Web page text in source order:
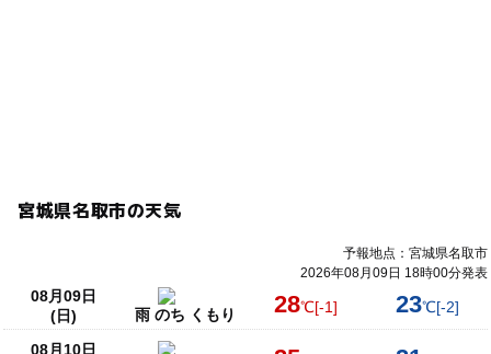
宮城県名取市の天気
予報地点：宮城県名取市
2026年08月09日 18時00分発表
08月09日
(日)
雨 のち くもり 28℃[-1] 23℃[-2]
08月10日